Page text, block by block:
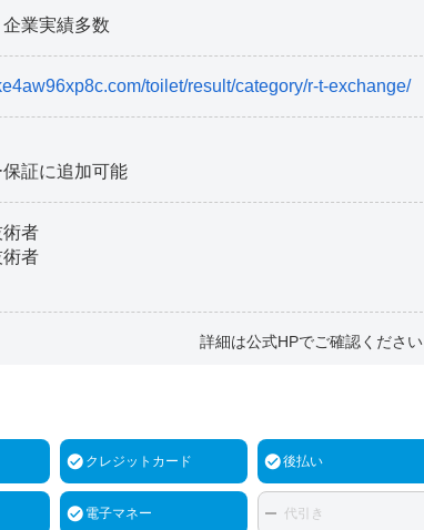
業実績多数
toilet/result/category/r-t-exchange/
証に追加可能
者
者
詳細は公式HPでご確認ください
クレジットカード 後払い
電子マネー 代引き